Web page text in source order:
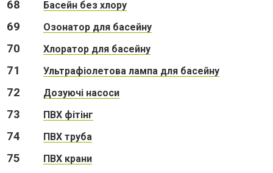
68 Басейн без хлору
69 Озонатор для басейну
70 Хлоратор для басейну
71 Ультрафіолетова лампа для басейну
72 Дозуючі насоси
73 ПВХ фітінг
74 ПВХ труба
75 ПВХ крани